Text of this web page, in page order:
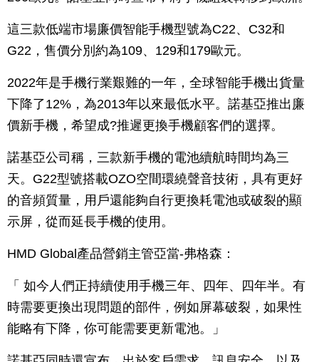
這三款低端市場廉價智能手機型號為C22、C32和
G22，售價分別約為109、129和179歐元。
2022年是手機行業艱難的一年，全球智能手機出貨量
下降了12%，為2013年以來最低水平。諾基亞推出廉
價新手機，希望成?推遲更換手機顧客們的選擇。
諾基亞公司稱，三款新手機的電池續航時間均為三
天。G22型號搭載OZO空間環繞聲音技術，具有更好
的音頻質量，用戶還能夠自行更換耗電池或破裂的顯
示屏，從而延長手機的使用。
HMD Global產品營銷主管亞當-弗格森：
「 如今人們正持續使用手機三年、四年、四年半。有
時需要更換出現問題的部件，例如屏幕破裂，如果性
能略有下降，你可能需要更新電池。」